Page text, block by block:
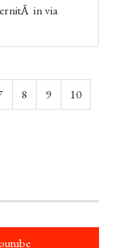
in via
8 9 10